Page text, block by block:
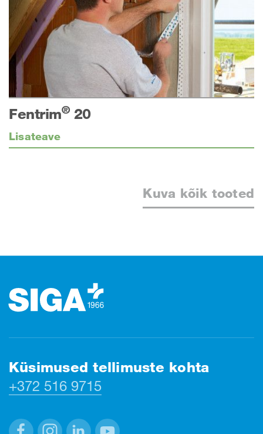
Fentrim®20
Lisateave
Kuva kõik tooted
Küsimused tellimuste kohta
+372 516 9715